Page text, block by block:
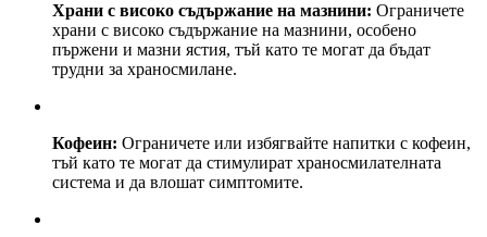
Храни с високо съдържание на мазнини: Ограничете
храни с високо съдържание на мазнини, особено
пържени и мазни ястия, тъй като те могат да бъдат
трудни за храносмилане.
Кофеин: Ограничете или избягвайте напитки с кофеин,
тъй като те могат да стимулират храносмилателната
система и да влошат симптомите.